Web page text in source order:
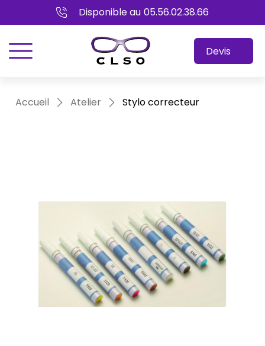
Disponible au 05.56.02.38.66
menu Devis
Accueil Atelier Stylo correcteur